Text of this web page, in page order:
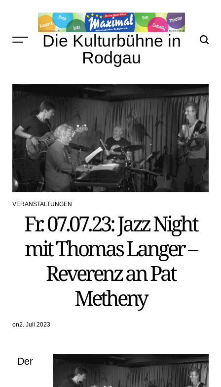
to
content
Die Kulturbühne in
Rodgau
POSTED
VERANSTALTUNGEN
Fr. 07.07.23: Jazz Night
mit Thomas Langer –
Reverenz an Pat
Metheny
on2. Juli 2023
Der